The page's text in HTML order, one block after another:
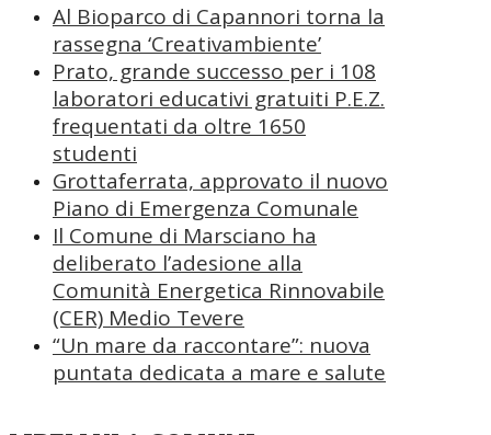
Al Bioparco di Capannori torna la
rassegna ‘Creativambiente’
Prato, grande successo per i 108
laboratori educativi gratuiti P.E.Z.
frequentati da oltre 1650
studenti
Grottaferrata, approvato il nuovo
Piano di Emergenza Comunale
Il Comune di Marsciano ha
deliberato l’adesione alla
Comunità Energetica Rinnovabile
(CER) Medio Tevere
“Un mare da raccontare”: nuova
puntata dedicata a mare e salute